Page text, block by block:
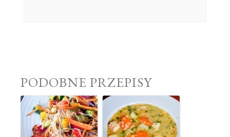
PODOBNE PRZEPISY